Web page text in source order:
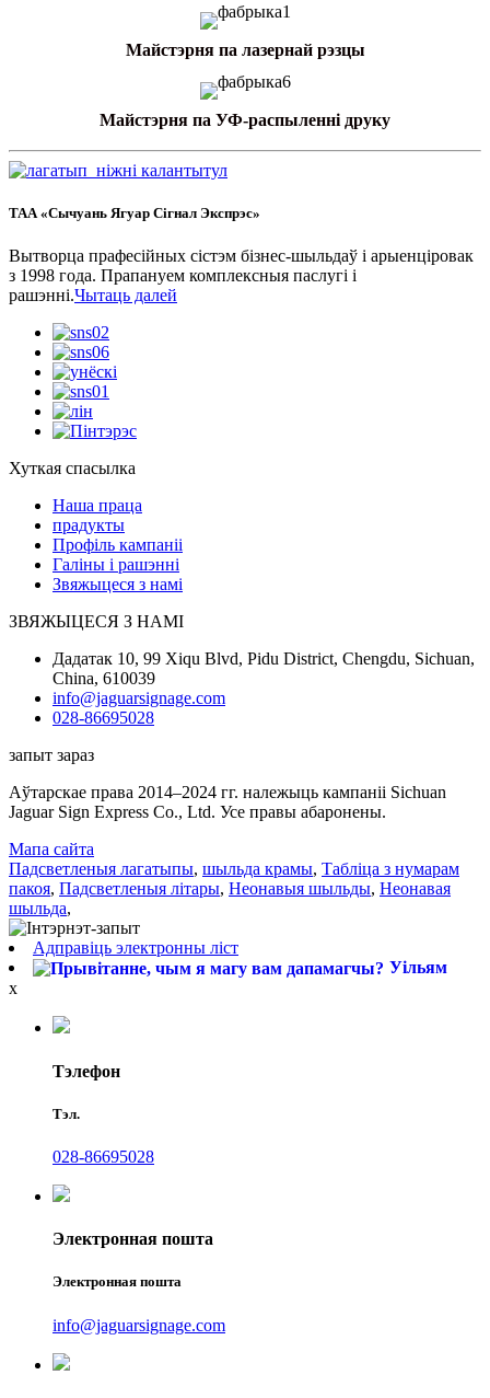
Майстэрня па лазернай рэзцы
Майстэрня па УФ-распыленні друку
ТАА «Сычуань Ягуар Сігнал Экспрэс»
Вытворца прафесійных сістэм бізнес-шыльдаў і арыенціровак
з 1998 года. Прапануем комплексныя паслугі і
рашэнні.Чытаць далей
Хуткая спасылка
Наша праца
прадукты
Профіль кампаніі
Галіны і рашэнні
Звяжыцеся з намі
ЗВЯЖЫЦЕСЯ З НАМІ
Дадатак 10, 99 Xiqu Blvd, Pidu District, Chengdu, Sichuan,
China, 610039
info@jaguarsignage.com
028-86695028
запыт зараз
Аўтарскае права 2014–2024 гг. належыць кампаніі Sichuan
Jaguar Sign Express Co., Ltd. Усе правы абаронены.
Мапа сайта
Падсветленыя лагатыпы, шыльда крамы, Табліца з нумарам
пакоя, Падсветленыя літары, Неонавыя шыльды, Неонавая
шыльда,
Адправіць электронны ліст
Уільям
x
Тэлефон
Тэл.
028-86695028
Электронная пошта
Электронная пошта
info@jaguarsignage.com